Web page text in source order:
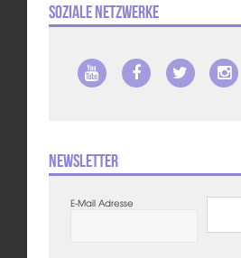
Soziale Netzwerke
Newsletter
E-Mail Adresse